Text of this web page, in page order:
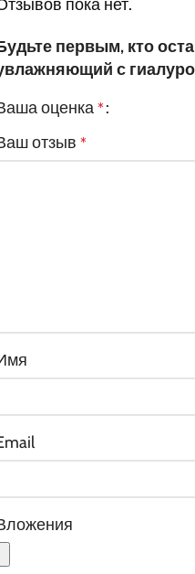
пока нет.
первым, кто
с
оценка *
отзыв *